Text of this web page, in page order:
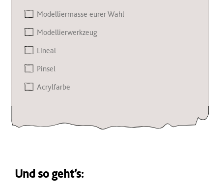
Und so geht’s:
Modelliermasse eurer Wahl
Modellierwerkzeug
Lineal
Pinsel
Acrylfarbe